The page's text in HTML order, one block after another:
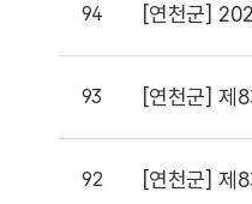
94 [연천군]
93 [연천군] 제8
92 [연천군] 제